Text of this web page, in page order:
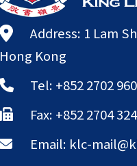
Address: 1 Lam
Hong Kong
Tel: +852 2702
Fax: +852 2704
Email: klc-